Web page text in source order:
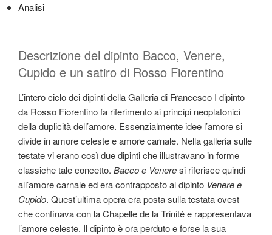
Analisi
Descrizione del dipinto Bacco, Venere,
Cupido e un satiro di Rosso Fiorentino
L’intero ciclo dei dipinti della Galleria di Francesco I dipinto
da Rosso Fiorentino fa riferimento ai principi neoplatonici
della duplicità dell’amore. Essenzialmente idee l’amore si
divide in amore celeste e amore carnale. Nella galleria sulle
testate vi erano così due dipinti che illustravano in forme
classiche tale concetto. Bacco e Veneresi riferisce quindi
all’amore carnale ed era contrapposto al dipinto Venere e
Cupido. Quest’ultima opera era posta sulla testata ovest
che confinava con la Chapelle de la Trinité e rappresentava
l’amore celeste. Il dipinto è ora perduto e forse la sua